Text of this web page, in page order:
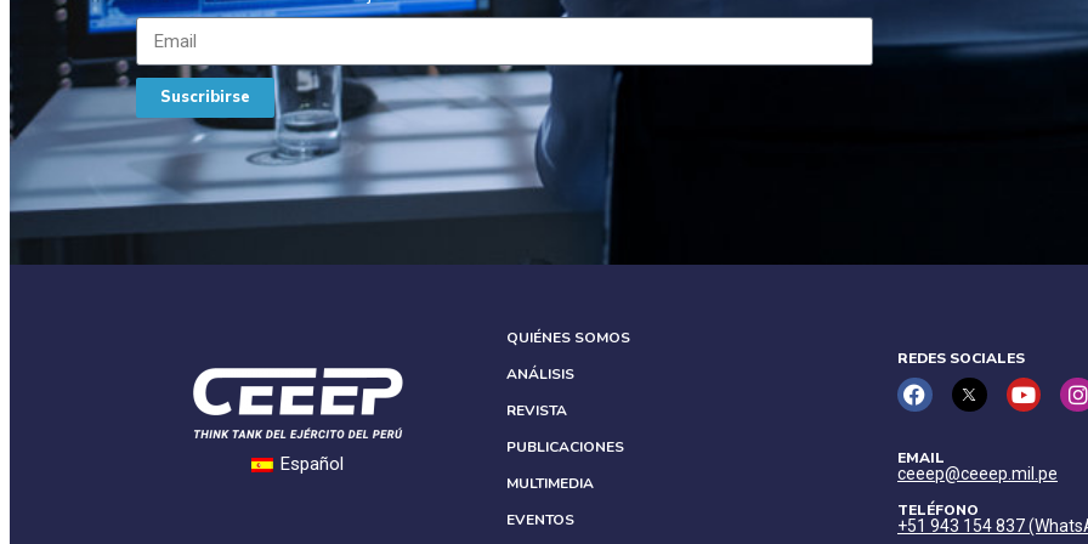
Suscribirse
Español
QUIÉNES SOMOS
ANÁLISIS
REVISTA
PUBLICACIONES
MULTIMEDIA
EVENTOS
REDES SOCIALES
EMAIL
ceeep@ceeep.mil.pe
TELÉFONO
+51 943 154 837